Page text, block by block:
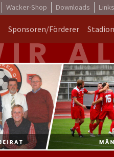
Wacker-Shop Downloads Links
Sponsoren/Förderer